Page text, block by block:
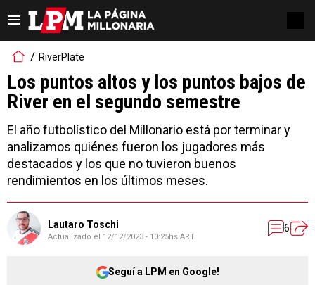
RiverPlate
Los puntos altos y los puntos bajos de
River en el segundo semestre
El año futbolístico del Millonario está por terminar y
analizamos quiénes fueron los jugadores más
destacados y los que no tuvieron buenos
rendimientos en los últimos meses.
Lautaro Toschi
Actualizado el 12/12/2023 - 10:25hs ART
6
Seguí a LPM en Google!